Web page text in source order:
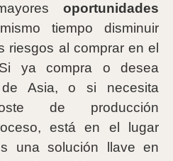
oportunidades
tiempo disminuir
riesgos al comprar en el
ya compra o desea
de Asia, o si necesita
de producción
está en el lugar
una solución llave en